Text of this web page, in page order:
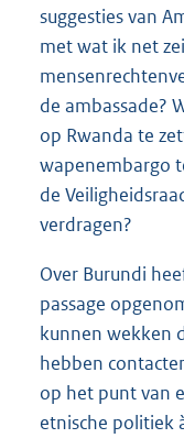
suggesties van
met wat ik net
de ambassade?
op Rwanda te
wapenembargo
de
verdragen?
Over Burundi
passage
kunnen wekken
hebben
op het punt van
etnische politiek